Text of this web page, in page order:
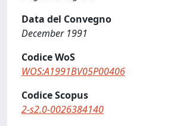
Data del Convegno
December 1991
Codice WoS
WOS:A1991BV05P00406
Codice Scopus
2-s2.0-0026384140